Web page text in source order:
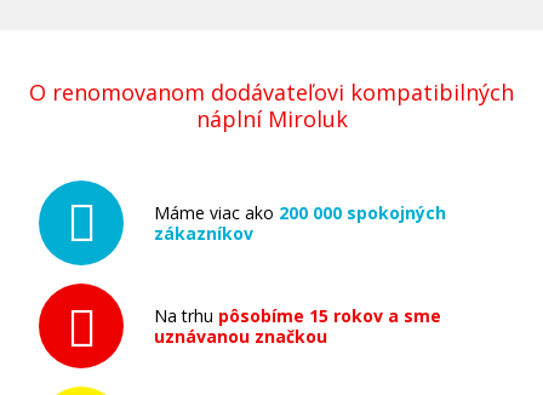
Minolta TNP-80C (AAJW452) (Azúrový)
Originálny toner
49,90 €
O renomovanom dodávateľovi kompatibilných
náplní Miroluk
Máme viac ako 200 000 spokojných
zákazníkov
Na trhu pôsobíme 15 rokov a sme
uznávanou značkou